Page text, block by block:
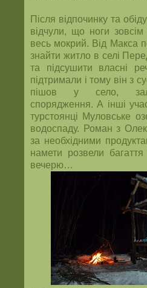
Після відпочинку та
відчули, що ноги
весь мокрий. Від Макса
знайти житло в селі
та підсушити власні
підтримали і тому він з
пішов у село,
спорядження. А інші
турстоянці Муловське
водоспаду. Роман з
за необхідними
намети розвели
вечерю…